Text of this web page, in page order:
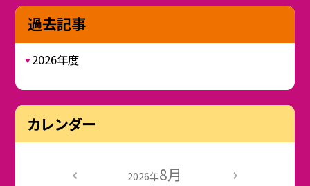
過去記事
2026年度
カレンダー
2026年8月